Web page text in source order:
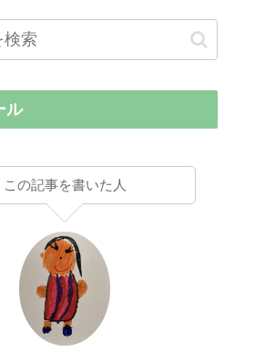
ル
この記事を書いた人